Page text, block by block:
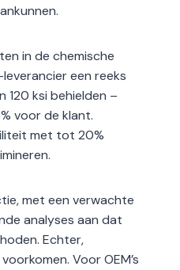
in de chemische
een reeks
120 ksi behielden –
voor de klant.
met tot 20%
met een verwachte
analyses aan dat
Echter,
Voor OEM’s